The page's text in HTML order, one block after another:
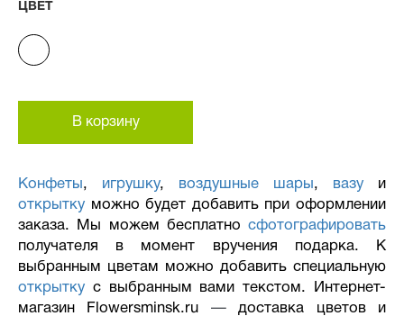
ЦВЕТ
В корзину
Конфеты, игрушку, воздушные шары, вазу и
открытку можно будет добавить при оформлении
заказа. Мы можем бесплатно сфотографировать
получателя в момент вручения подарка. К
выбранным цветам можно добавить специальную
открытку с выбранным вами текстом. Интернет-
магазин Flowersminsk.ru —доставка цветов и